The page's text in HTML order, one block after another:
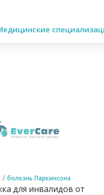
/ болезнь Паркинсона
для инвалидов от